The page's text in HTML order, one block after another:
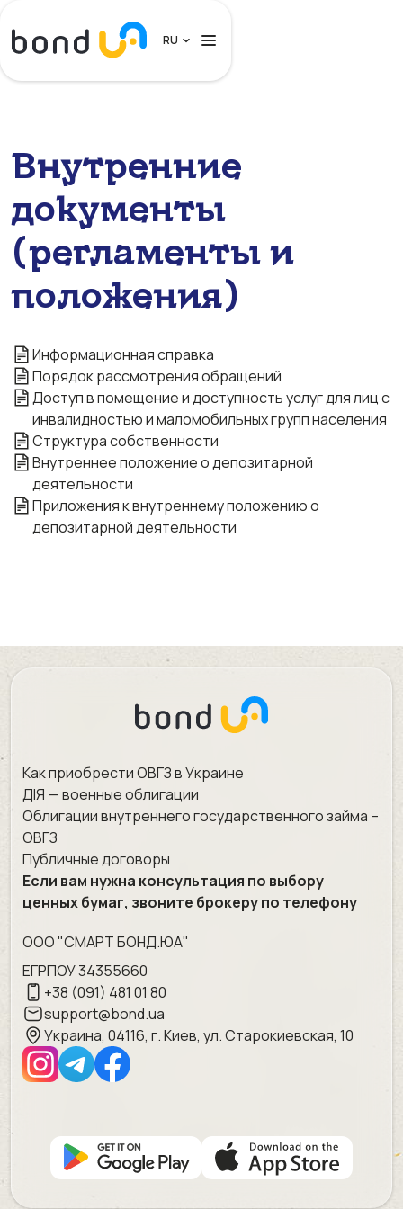
RU
Бизнесу
Клиентам и Депонентам
О нас
Контакты
Внутренние
документы
(регламенты и
положения)
Информационная справка
Порядок рассмотрения обращений
Доступ в помещение и доступность услуг для лиц с
инвалидностью и маломобильных групп населения
Структура собственности
Внутреннее положение о депозитарной
деятельности
Приложения к внутреннему положению о
депозитарной деятельности
Как приобрести ОВГЗ в Украине
ДІЯ — военные облигации
Облигации внутреннего государственного займа –
ОВГЗ
Публичные договоры
Если вам нужна консультация по выбору
ценных бумаг, звоните брокеру по телефону
ООО "СМАРТ БОНД.ЮА"
ЕГРПОУ 34355660
+38 (091) 481 01 80
support@bond.ua
Украина, 04116, г. Киев, ул. Старокиевская, 10